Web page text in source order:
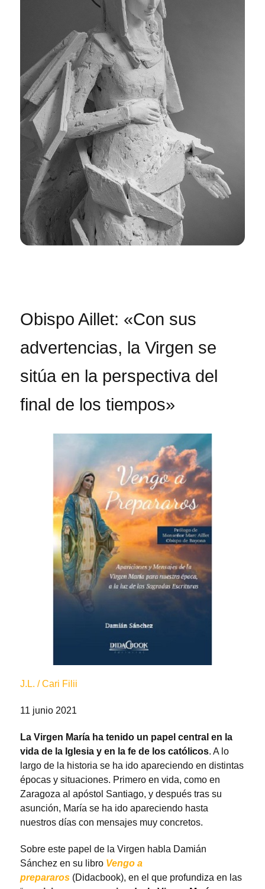
Obispo Aillet: «Con sus
advertencias, la Virgen se
sitúa en la perspectiva del
final de los tiempos»
J.L. / Cari Filii
11 junio 2021
La Virgen María ha tenido un papel central en la
vida de la Iglesia y en la fe de los católicos. A lo
largo de la historia se ha ido apareciendo en distintas
épocas y situaciones. Primero en vida, como en
Zaragoza al apóstol Santiago, y después tras su
asunción, María se ha ido apareciendo hasta
nuestros días con mensajes muy concretos.
Sobre este papel de la Virgen habla Damián
Sánchez en su libro Vengo a
prepararos (Didacbook), en el que profundiza en las